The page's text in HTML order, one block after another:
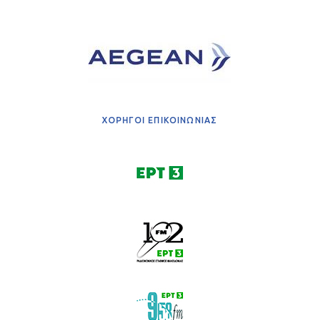
ΧΟΡΗΓΟΙ ΕΠΙΚΟΙΝΩΝΙΑΣ